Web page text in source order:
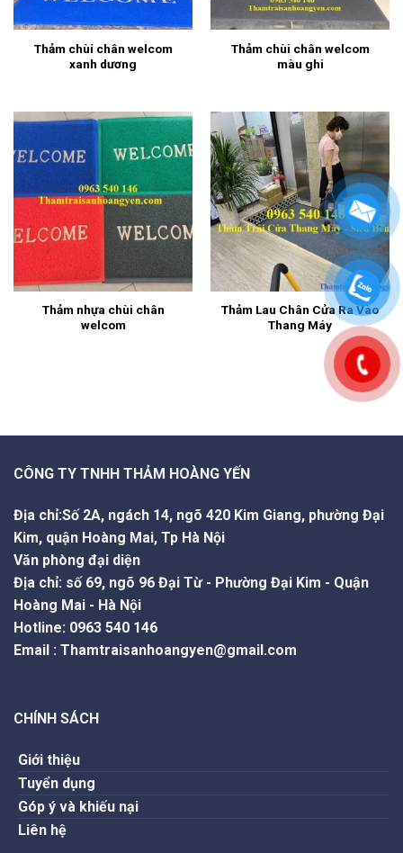
Thảm chùi chân welcom
xanh dương
Thảm chùi chân welcom
màu ghi
Thảm nhựa chùi chân
welcom
Thảm Lau Chân Cửa Ra Vào
Thang Máy
CÔNG TY TNHH THẢM HOÀNG YẾN
Địa chỉ:Số 2A, ngách 14, ngõ 420 Kim Giang, phường Đại
Kim, quận Hoàng Mai, Tp Hà Nội
Văn phòng đại diện
Địa chỉ: số 69, ngõ 96 Đại Từ - Phường Đại Kim - Quận
Hoàng Mai - Hà Nội
Hotline: 0963 540 146
Email : Thamtraisanhoangyen@gmail.com
CHÍNH SÁCH
Giới thiệu
Tuyển dụng
Góp ý và khiếu nại
Liên hệ